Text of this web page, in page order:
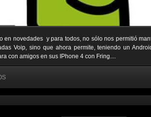
en novedades y para todos, no sólo nos permitió
Voip, sino que ahora permite, teniendo un
con amigos en sus IPhone 4 con Fring....